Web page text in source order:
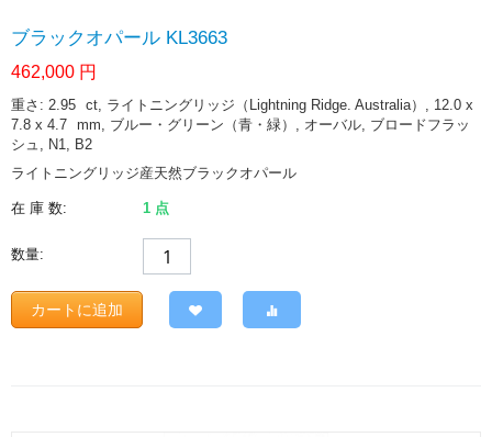
ブラックオパール KL3663
462,000 円
重さ: 2.95 ct, ライトニングリッジ（Lightning Ridge. Australia）, 12.0 x
7.8 x 4.7 mm, ブルー・グリーン（青・緑）, オーバル, ブロードフラッ
シュ, N1, B2
ライトニングリッジ産天然ブラックオパール
在 庫 数: 1 点
数量:
カートに追加